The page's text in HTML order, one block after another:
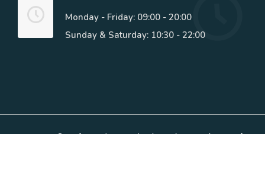
Monday - Friday: 09:00 - 20:00
Sunday & Saturday: 10:30 - 22:00
Copyright © Phân Phối Gạch ốp lát, ngói lợp, Đá tự Nhiên.